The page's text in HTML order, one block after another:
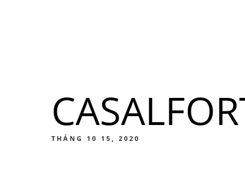
THÁNG 10 15, 2020